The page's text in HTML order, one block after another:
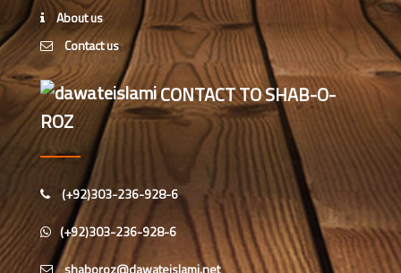
عبد الرسول (درجہ خامسہ مرکزی
جامعۃ المدینہ فیضان مدینہ ،کراچی
،پاکستان)
مدنی رضا(درجہ سادسہ مرکز ی جامعۃ
المدینہ فیضان مدینہ ،کراچی،پاکستان)
حافظ محمد مصطفٰی عطاری (درجہ سادسہ
مرکزی جامعۃالمدينہ فیضان مدینہ،
کراچی،پاکستان)
ابو برہان عبدالرحمن عطاری (درجہ
رابعہ جامعۃالمدینہ فیضان رضا
،لاہور،پاکستان)
About us
Contact us
CONTACT TO SHAB-O-
ROZ
(+92)303-236-928-6
(+92)303-236-928-6